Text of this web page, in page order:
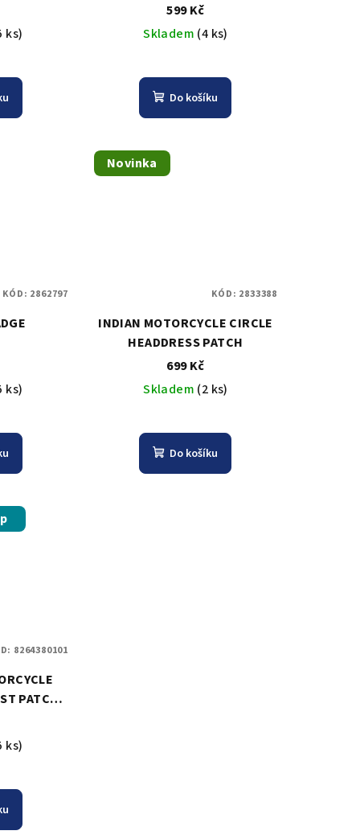
ks)
599 Kč
Skladem (4 ks)
Do košíku
ks)
KÓD: 2862797
Novinka
INDIAN MOTORCYCLE CIRCLE
HEADDRESS PATCH
699 Kč
Skladem (2 ks)
Do košíku
KÓD: 2833388
PATCH -
ks)
8264380101